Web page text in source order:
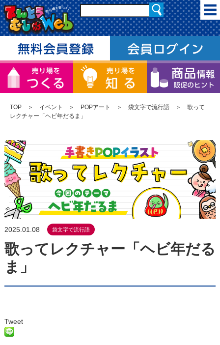
TOP ＞ イベント ＞ POPアート ＞ 袋文字で流行語 ＞ 歌って
レクチャー「ヘビ年だるま」
2025.01.08 袋文字で流行語
歌ってレクチャー「ヘビ年だる
ま」
Tweet